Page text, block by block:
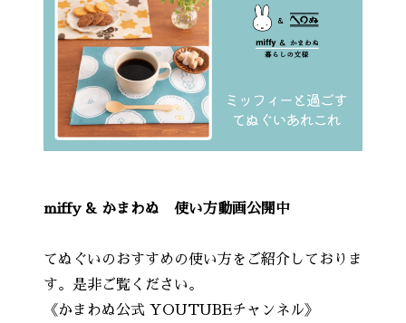
miffy & かまわぬ 使い方動画公開中
てぬぐいのおすすめの使い方をご紹介しておりま
す。是非ご覧ください。
《かまわぬ公式 YOUTUBEチャンネル》